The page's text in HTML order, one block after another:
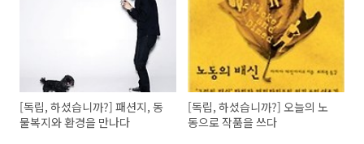
[독립, 하셨습니까?] 패션지, 동
물복지와 환경을 만나다
[독립, 하셨습니까?] 오늘의 노
동으로 작품을 쓰다